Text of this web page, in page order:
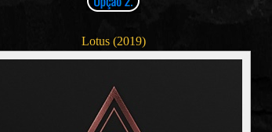
Lotus (2019)